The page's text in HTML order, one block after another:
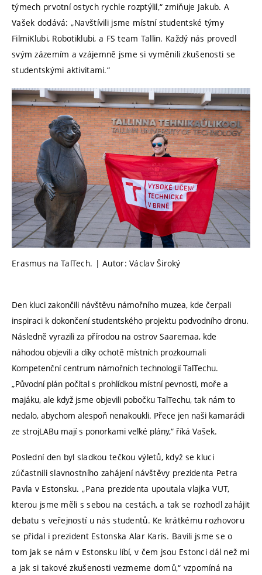
týmech prvotní ostych rychle rozptýlil,“ zmiňuje Jakub. A
Vašek dodává: „Navštívili jsme místní studentské týmy
FilmiKlubi, Robotiklubi, a FS team Tallin. Každý nás provedl
svým zázemím a vzájemně jsme si vyměnili zkušenosti se
studentskými aktivitami.“
Erasmus na TalTech. | Autor: Václav Široký
Den kluci zakončili návštěvu námořního muzea, kde čerpali
inspiraci k dokončení studentského projektu podvodního dronu.
Následně vyrazili za přírodou na ostrov Saaremaa, kde
náhodou objevili a díky ochotě místních prozkoumali
Kompetenční centrum námořních technologií TalTechu.
„Původní plán počítal s prohlídkou místní pevnosti, moře a
majáku, ale když jsme objevili pobočku TalTechu, tak nám to
nedalo, abychom alespoň nenakoukli. Přece jen naši kamarádi
ze strojLABu mají s ponorkami velké plány,“ říká Vašek.
Poslední den byl sladkou tečkou výletů, když se kluci
zúčastnili slavnostního zahájení návštěvy prezidenta Petra
Pavla v Estonsku. „Pana prezidenta upoutala vlajka VUT,
kterou jsme měli s sebou na cestách, a tak se rozhodl zahájit
debatu s veřejností u nás studentů. Ke krátkému rozhovoru
se přidal i prezident Estonska Alar Karis. Bavili jsme se o
tom jak se nám v Estonsku líbí, v čem jsou Estonci dál než mi
a jak si takové zkušenosti vezmeme domů,“ vzpomíná na